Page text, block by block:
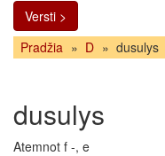
Versti >
Pradžia » D » dusulys
dusulys
Atemnot f -, e